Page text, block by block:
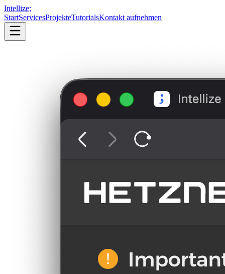
Intellize;
StartServicesProjekteTutorialsKontakt aufnehmen